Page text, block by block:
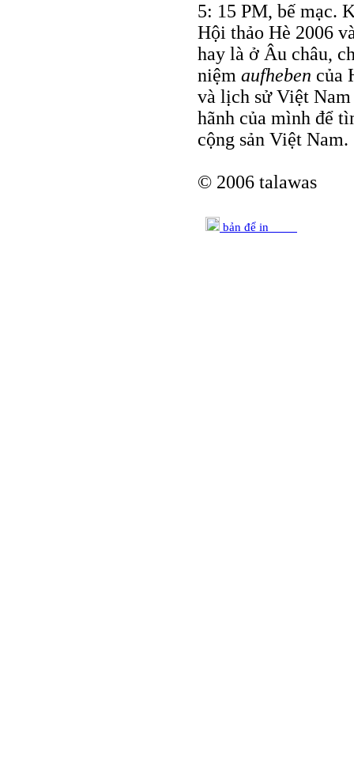
5: 15 PM, bế mạc.
Hội thảo Hè 2006
hay là ở Âu châu,
niệm aufheben của
và lịch sử Việt
hãnh của mình để
cộng sản Việt Nam.
© 2006 talawas
bản để in